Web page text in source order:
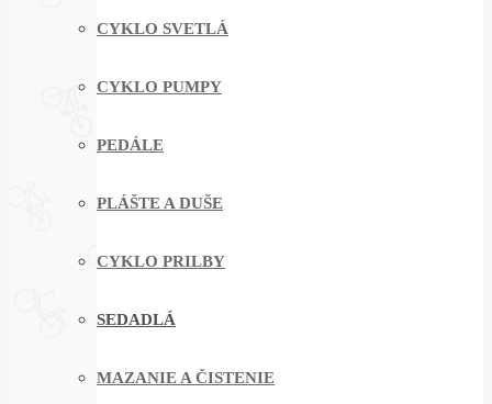
CYKLO SVETLÁ
CYKLO PUMPY
PEDÁLE
PLÁŠTE A DUŠE
CYKLO PRILBY
SEDADLÁ
MAZANIE A ČISTENIE